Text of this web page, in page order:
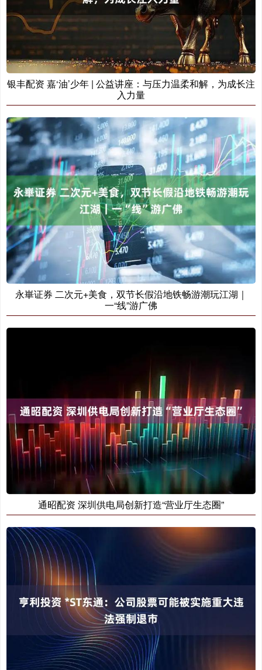
银丰配资 嘉‘油’少年 | 公益讲座：与压力温柔和解，为成长注
入力量
永崋证券 二次元+美食，双节长假沿地铁畅游潮玩江湖｜
一“线”游广佛
通昭配资 深圳供电局创新打造“营业厅生态圈”